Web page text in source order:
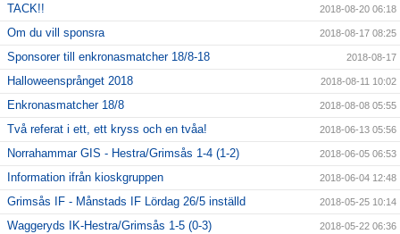
TACK!! 2018-08-20 06:18
Om du vill sponsra 2018-08-17 08:25
Sponsorer till enkronasmatcher 18/8-18 2018-08-17
Halloweensprånget 2018 2018-08-11 10:02
Enkronasmatcher 18/8 2018-08-08 05:55
Två referat i ett, ett kryss och en tvåa! 2018-06-13 05:56
Norrahammar GIS - Hestra/Grimsås 1-4 (1-2) 2018-06-05 06:53
Information ifrån kioskgruppen 2018-06-04 12:48
Grimsås IF - Månstads IF Lördag 26/5 inställd 2018-05-25 10:14
Waggeryds IK-Hestra/Grimsås 1-5 (0-3) 2018-05-22 06:36